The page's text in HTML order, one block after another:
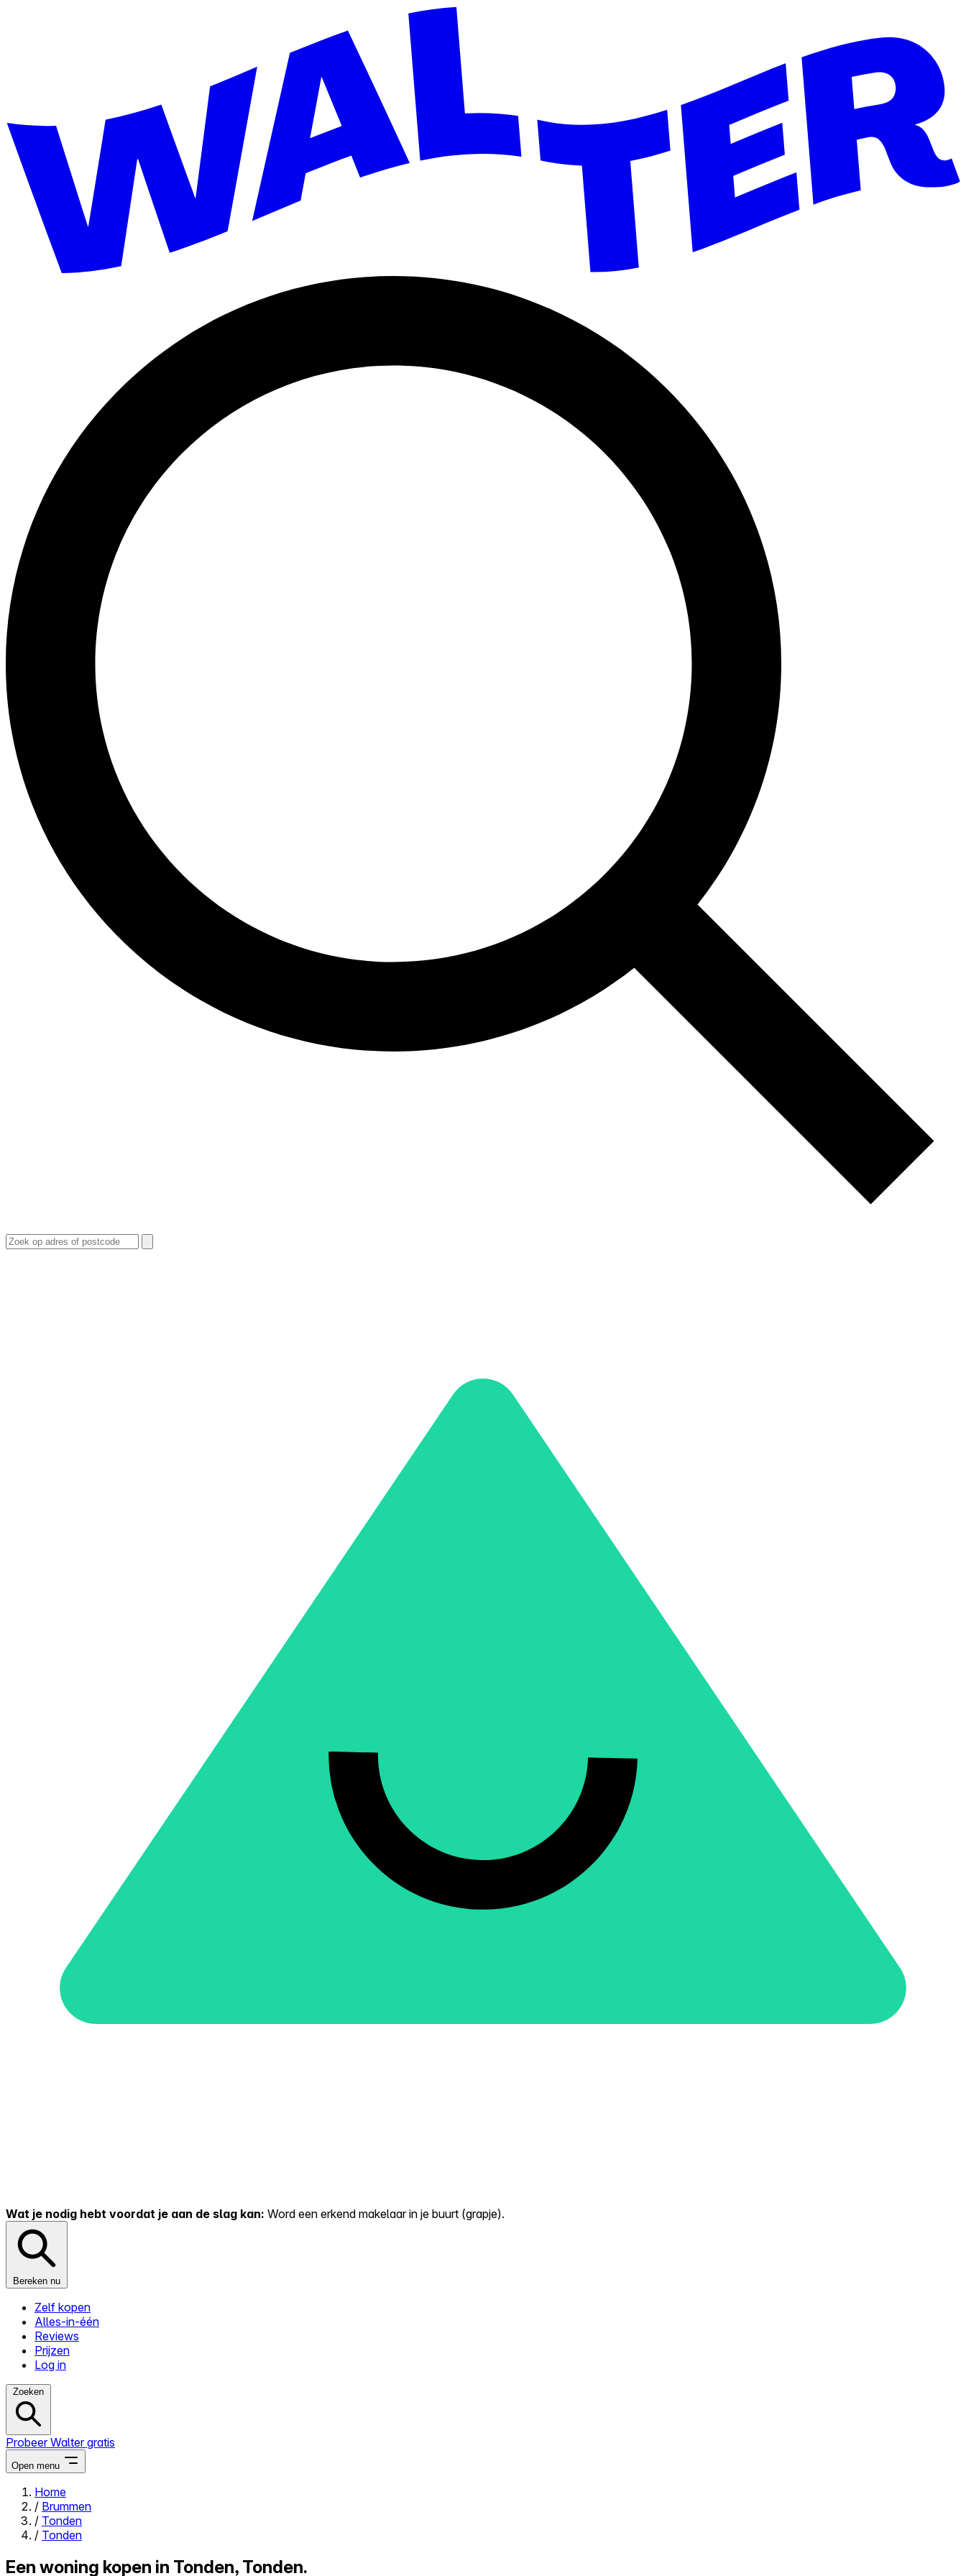
Wat je nodig hebt voordat je aan de slag kan: Word een erkend makelaar in je buurt (grapje).
Bereken nu
Zelf kopen
Alles-in-één
Reviews
Prijzen
Log in
Zoeken
Probeer Walter gratis
Open menu
Close menu
Home
/ Brummen
/ Tonden
/ Tonden
Een woning kopen in Tonden, Tonden.